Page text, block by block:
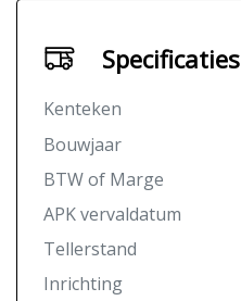
Specificaties
Kenteken
Bouwjaar
BTW of Marge
APK vervaldatum
Tellerstand
Inrichting